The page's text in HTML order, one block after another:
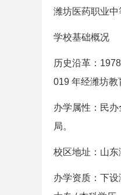
潍坊医药职业中
学校基础概况
历史沿革：
019 年经潍坊教
办学属性：民
局。
校区地址：山东
办学资质：下